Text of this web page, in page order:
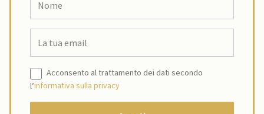
Acconsento al trattamento dei dati secondo
l’informativa sulla privacy